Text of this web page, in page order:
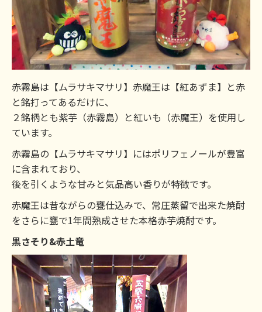
赤霧島は【ムラサキマサリ】赤魔王は【紅あずま】と赤
と銘打ってあるだけに、
２銘柄とも紫芋（赤霧島）と紅いも（赤魔王）を使用し
ています。
赤霧島の【ムラサキマサリ】にはポリフェノールが豊富
に含まれており、
後を引くような甘みと気品高い香りが特徴です。
赤魔王は昔ながらの甕仕込みで、常圧蒸留で出来た焼酎
をさらに甕で1年間熟成させた本格赤芋焼酎です。
黒さそり&赤土竜